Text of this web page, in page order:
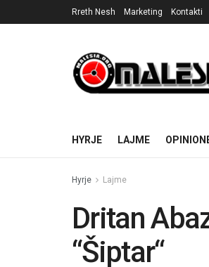
Rreth Nesh Marketing Kontakti
HYRJE LAJME
Hyrje Lajme
Dritan
“Šiptar“